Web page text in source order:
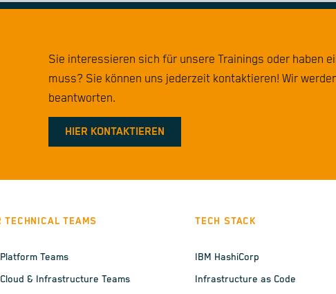
Sie interessieren sich für unsere Trainings oder haben
muss? Sie können uns jederzeit kontaktieren! Wir
beantworten.
HIER KONTAKTIEREN
TECHNICAL TEAMS
Teams
& Infrastructure Teams
TECH STACK
IBM HashiCorp
Infrastructure as Code